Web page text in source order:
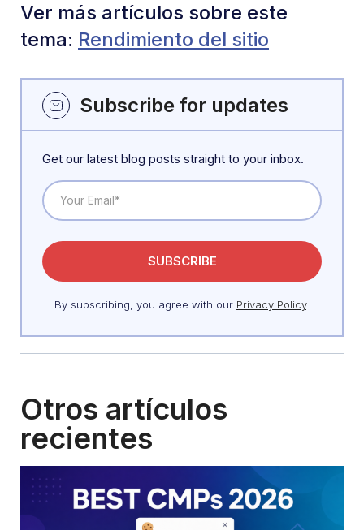
Ver más artículos sobre este
tema: Rendimiento del sitio
Subscribe for updates
Get our latest blog posts straight to your inbox.
By subscribing, you agree with our Privacy Policy.
Otros artículos
recientes